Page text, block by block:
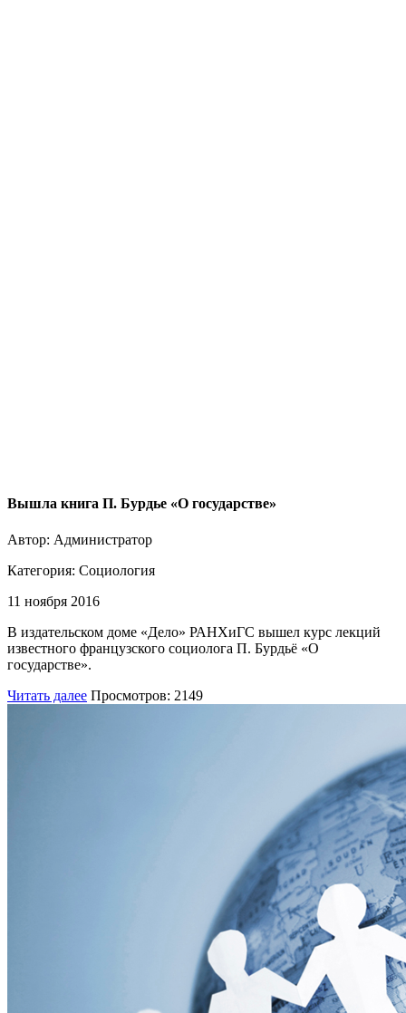
Вышла книга П. Бурдье «О государстве»
Автор: Администратор
Категория: Социология
11 ноября 2016
В издательском доме «Дело» РАНХиГС вышел курс лекций
известного французского социолога П. Бурдьё «О
государстве».
Читать далее Просмотров: 2149